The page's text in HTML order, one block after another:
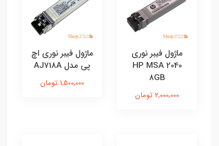
ماژول فیبر نوری
2040 HP MSA
8GB
2,000,000 تومان
ماژول فیبر نوری اچ‌
پی مدل AJ718A
1,500,000 تومان